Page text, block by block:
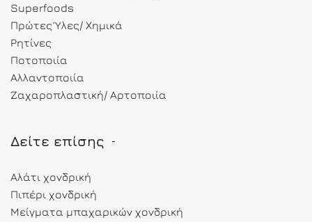
Superfoods
Πρώτες Ύλες/ Χημικά
Ρητίνες
Ποτοποιία
Αλλαντοποιία
Ζαχαροπλαστική/ Αρτοποιία
Δείτε επίσης
Αλάτι χονδρική
Πιπέρι χονδρική
Μείγματα μπαχαρικών χονδρική